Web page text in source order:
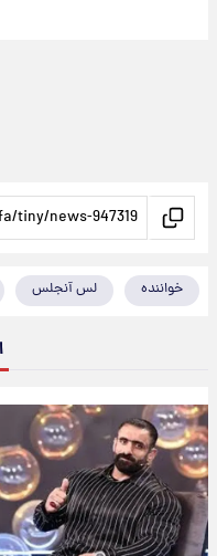
خواننده لس آنجلس